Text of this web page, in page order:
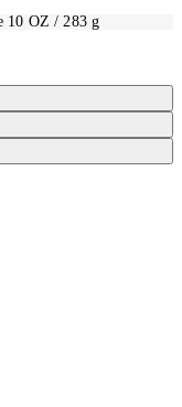
10 OZ / 283 g